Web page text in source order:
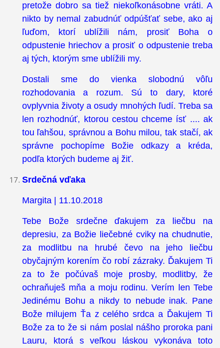
pretože dobro sa tiež niekoľkonásobne vráti. A
nikto by nemal zabudnúť odpúšťať sebe, ako aj
ľuďom, ktorí ublížili nám, prosiť Boha o
odpustenie hriechov a prosiť o odpustenie treba
aj tých, ktorým sme ublížili my.
Dostali sme do vienka slobodnú vôľu
rozhodovania a rozum. Sú to dary, ktoré
ovplyvnia životy a osudy mnohých ľudí. Treba sa
len rozhodnúť, ktorou cestou chceme ísť .... ak
tou ľahšou, správnou a Bohu milou, tak stačí, ak
správne pochopíme Božie odkazy a kréda,
podľa ktorých budeme aj žiť.
Srdečná vďaka
Margita | 11.10.2018
Tebe Bože srdečne ďakujem za liečbu na
depresiu, za Božie liečebné cviky na chudnutie,
za modlitbu na hrubé čevo na jeho liečbu
obyčajným korením čo robí zázraky. Ďakujem Ti
za to že počúvaš moje prosby, modlitby, že
ochraňuješ mňa a moju rodinu. Verím len Tebe
Jedinému Bohu a nikdy to nebude inak. Pane
Bože milujem Ťa z celého srdca a Ďakujem Ti
Bože za to že si nám poslal nášho proroka pani
Lauru, ktorá s veľkou láskou vykonáva toto